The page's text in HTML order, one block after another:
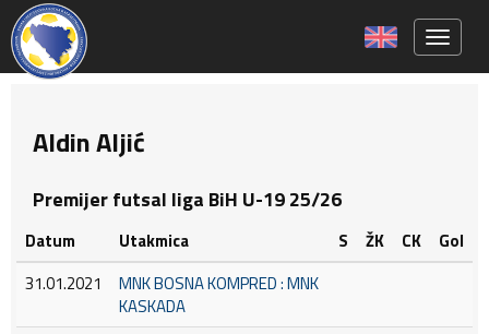
Aldin Aljić
Premijer futsal liga BiH U-19 25/26
Datum Utakmica S ŽK CK
Gol
31.01.2021
MNK BOSNA KOMPRED : MNK
KASKADA